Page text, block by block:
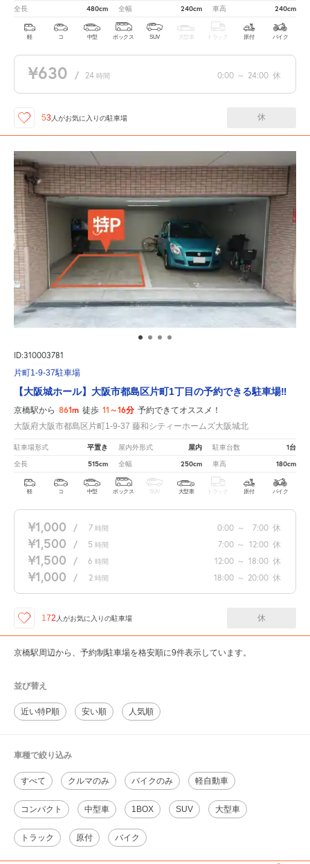
全長 480cm 全幅 240cm 車高 240cm
軽 コ 中型 ボックス SUV 大型車 トラック 原付 バイク
¥630 / 24 時間 0:00 ～ 24:00 休
53 人がお気に入りの駐車場 休
ID:310003781
片町1-9-37駐車場
【大阪城ホール】大阪市都島区片町1丁目の予約できる駐車場‼
京橋駅から 861m 徒歩 11～16分 予約できてオススメ！
大阪府大阪市都島区片町1-9-37 藤和シティーホームズ大阪城北
駐車場形式 平置き 屋内外形式 屋内 駐車台数 1台
全長 515cm 全幅 250cm 車高 180cm
軽 コ 中型 ボックス SUV 大型車 トラック 原付 バイク
¥1,000 / 7 時間 0:00 ～ 7:00 休
¥1,500 / 5 時間 7:00 ～ 12:00 休
¥1,500 / 6 時間 12:00 ～ 18:00 休
¥1,000 / 2 時間 18:00 ～ 20:00 休
172 人がお気に入りの駐車場 休
京橋駅周辺から、予約制駐車場を格安順に9件表示しています。
並び替え
近い特P順 安い順 人気順
車種で絞り込み
すべて クルマのみ バイクのみ 軽自動車
コンパクト 中型車 1BOX SUV 大型車
トラック 原付 バイク